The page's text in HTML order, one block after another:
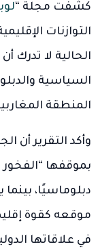
كشفت مجلة “
التوازنات
الحالية لا تدرك
السياسية
المنطقة
وأكد التقرير أن
بموقفها
دبلوماسيًا،
موقعه كقوة
في علاقاتها